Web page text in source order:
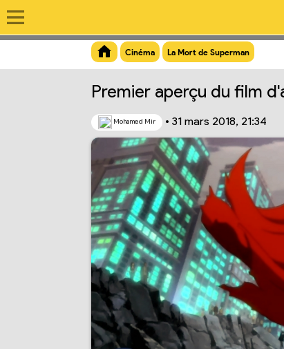
Cinéma La Mort de Superman
Premier aperçu du film
Mohamed Mir • 31 mars 2018, 21:34